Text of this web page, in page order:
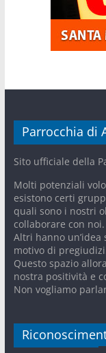
Parrocchia di
Sito ufficiale della
Molti potenziali
esistono certi
quali sono i nostri
collaborare con noi.
Altri hanno
motivo di
Questo spazio
nostra positività e
Non vogliamo